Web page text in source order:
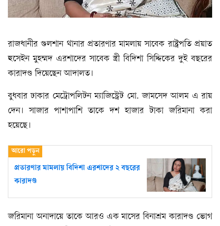
রাজধানীর গুলশান থানার প্রতারণার মামলায় সাবেক রাষ্ট্রপতি প্রয়াত
হুসেইন মুহম্মদ এরশাদের সাবেক স্ত্রী বিদিশা সিদ্দিকের দুই বছরের
কারাদণ্ড দিয়েছেন আদালত।
বুধবার ঢাকার মেট্রোপলিটন ম্যাজিস্ট্রেট মো. জামসেদ আলম এ রায়
দেন। সাজার পাশাপাশি তাকে দশ হাজার টাকা জরিমানা করা
হয়েছে।
প্রতারণার মামলায় বিদিশা এরশাদের ২ বছরের
কারাদণ্ড
জরিমানা অনাদায়ে তাকে আরও এক মাসের বিনাশ্রম কারাদণ্ড ভোগ